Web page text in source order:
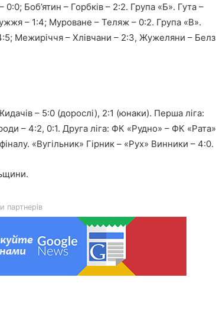
0:0; Боб’ятин – Горбків – 2:2. Група «Б». Гута –
– 1:4; Муроване – Теляж – 0:2. Група «В».
Межиріччя – Хлівчани – 2:3, Жужеляни – Белз
– 5:0 (дорослі), 2:1 (юнаки). Перша ліга:
– 4:2, 0:1. Друга ліга: ФК «Рудно» – ФК «Рата»
«Вугільник» Гірник – «Рух» Винники – 4:0.
партнерів
Прогноз пожежної небезпеки на 9
серпня: від низької до надзвичайної
Гідрологічна ситуація на річках
Львівщини станом на 8 серпня
У Мостиськах тимчасово